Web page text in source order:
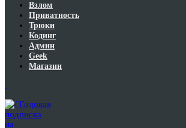
Взлом
Приватность
Трюки
Кодинг
Админ
Geek
Магазин
Годовая
подписка
на